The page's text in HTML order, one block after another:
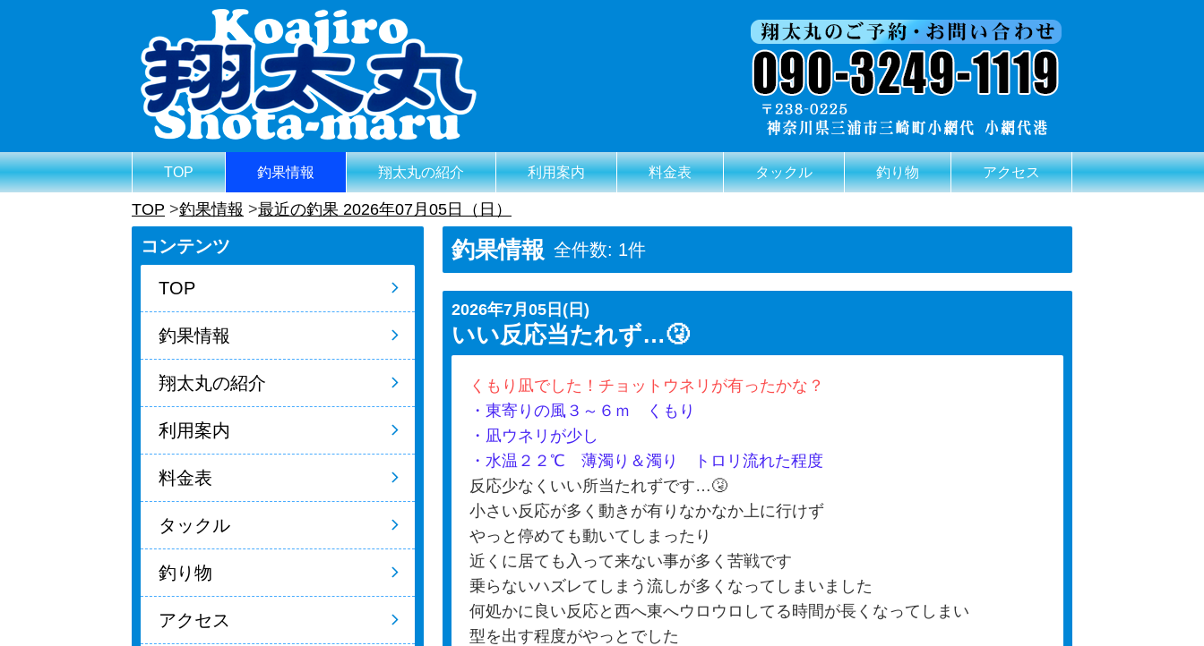
TOP 釣果情報 翔太丸の紹介 利用案内 料金表 タックル 釣り物 アクセス
TOP 釣果情報 最近の釣果 2026年07月05日（日）
釣果情報 全件数: 1件
2026年7月05日(日)
いい反応当たれず…🤧
くもり凪でした！チョットウネリが有ったかな？
・東寄りの風３～６ｍ くもり
・凪ウネリが少し
・水温２２℃ 薄濁り＆濁り トロリ流れた程度
反応少なくいい所当たれずです…🤧
小さい反応が多く動きが有りなかなか上に行けず
やっと停めても動いてしまったり
近くに居ても入って来ない事が多く苦戦です
乗らないハズレてしまう流しが多くなってしまいました
何処かに良い反応と西へ東へウロウロしてる時間が長くなってしまい
型を出す程度がやっとでした
コンテンツ
TOP
釣果情報
翔太丸の紹介
利用案内
料金表
タックル
釣り物
アクセス